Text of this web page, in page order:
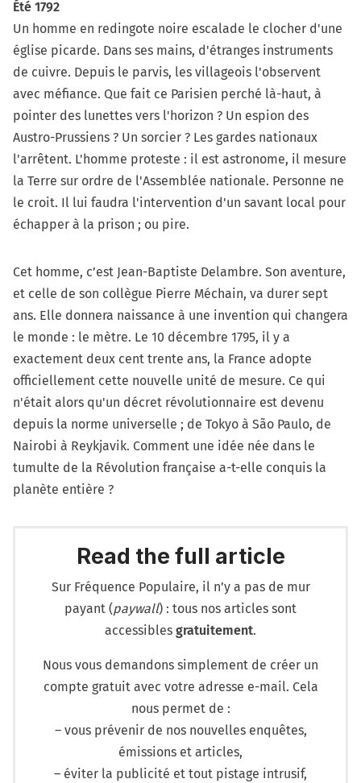
Été 1792
Un homme en redingote noire escalade le clocher d'une
église picarde. Dans ses mains, d'étranges instruments
de cuivre. Depuis le parvis, les villageois l'observent
avec méfiance. Que fait ce Parisien perché là-haut, à
pointer des lunettes vers l'horizon ? Un espion des
Austro-Prussiens ? Un sorcier ? Les gardes nationaux
l'arrêtent. L'homme proteste : il est astronome, il mesure
la Terre sur ordre de l'Assemblée nationale. Personne ne
le croit. Il lui faudra l'intervention d'un savant local pour
échapper à la prison ; ou pire.
Cet homme, c’est Jean-Baptiste Delambre. Son aventure,
et celle de son collègue Pierre Méchain, va durer sept
ans. Elle donnera naissance à une invention qui changera
le monde : le mètre. Le 10 décembre 1795, il y a
exactement deux cent trente ans, la France adopte
officiellement cette nouvelle unité de mesure. Ce qui
n'était alors qu'un décret révolutionnaire est devenu
depuis la norme universelle ; de Tokyo à São Paulo, de
Nairobi à Reykjavik. Comment une idée née dans le
tumulte de la Révolution française a-t-elle conquis la
planète entière ?
Read the full article
Sur Fréquence Populaire, il n’y a pas de mur
payant (paywall) : tous nos articles sont
accessibles gratuitement.
Nous vous demandons simplement de créer un
compte gratuit avec votre adresse e-mail. Cela
nous permet de :
– vous prévenir de nos nouvelles enquêtes,
émissions et articles,
– éviter la publicité et tout pistage intrusif,